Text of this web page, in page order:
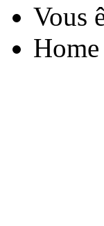
Vous
Home